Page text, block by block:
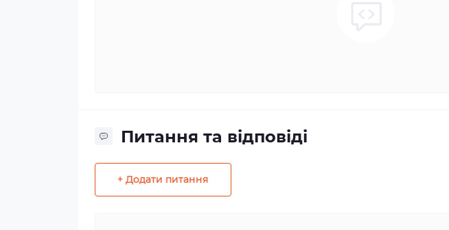
Питання та відповіді
+ Додати питання